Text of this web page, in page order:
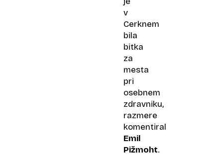
v
Cerknem
bila
bitka
za
mesta
pri
osebnem
zdravniku,
razmere
komentiral
Emil
Pižmoht.